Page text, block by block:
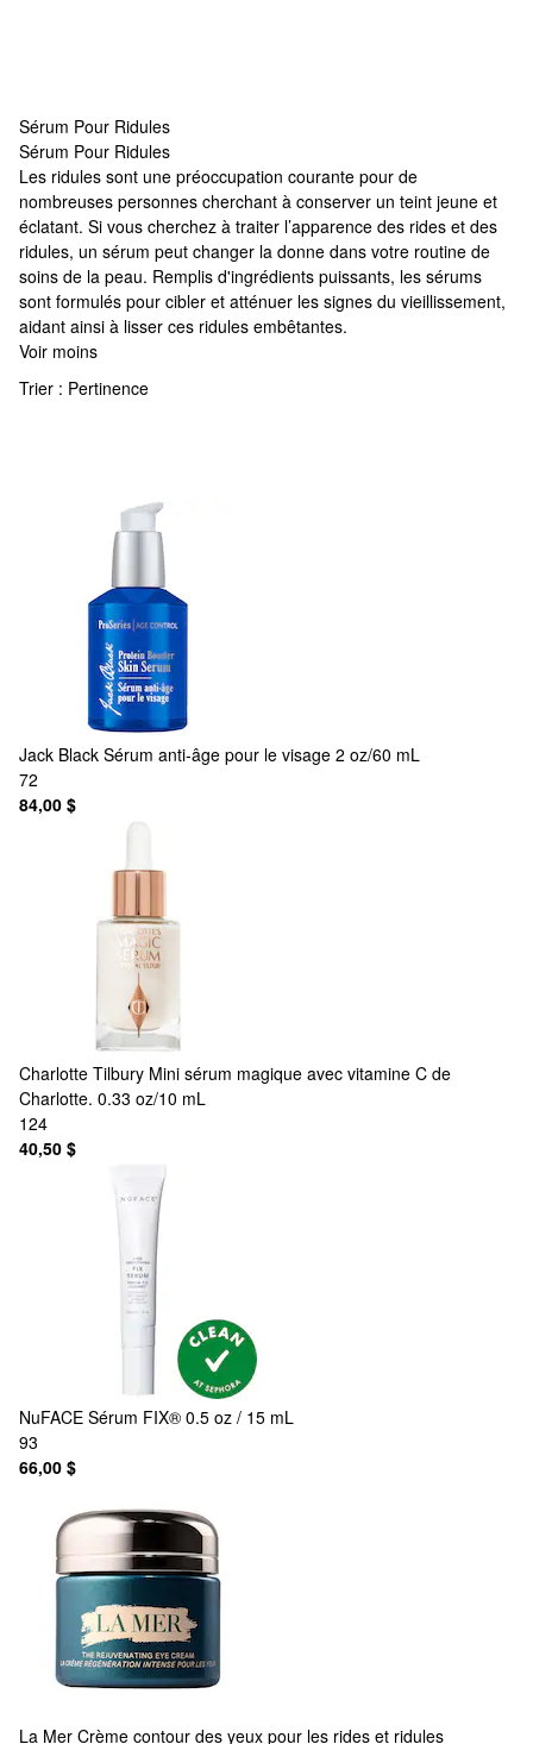
Sérum Pour Ridules
Sérum Pour Ridules
Sérum Pour Ridules
Les ridules sont une préoccupation courante pour de
nombreuses personnes cherchant à conserver un teint jeune et
éclatant. Si vous cherchez à traiter l’apparence des rides et des
ridules, un sérum peut changer la donne dans votre routine de
soins de la peau. Remplis d'ingrédients puissants, les sérums
sont formulés pour cibler et atténuer les signes du vieillissement,
aidant ainsi à lisser ces ridules embêtantes.
Voir moins
Trier : Pertinence
Jack Black Sérum anti-âge pour le visage 2 oz/60 mL
72
84,00 $
Charlotte Tilbury Mini sérum magique avec vitamine C de
Charlotte. 0.33 oz/10 mL
124
40,50 $
NuFACE Sérum FIX® 0.5 oz / 15 mL
93
66,00 $
La Mer Crème contour des yeux pour les rides et ridules